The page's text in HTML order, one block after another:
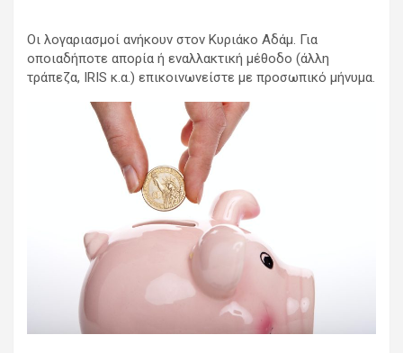
Οι λογαριασμοί ανήκουν στον Κυριάκο Αδάμ. Για
οποιαδήποτε απορία ή εναλλακτική μέθοδο (άλλη
τράπεζα, IRIS κ.α.) επικοινωνείστε με προσωπικό μήνυμα.